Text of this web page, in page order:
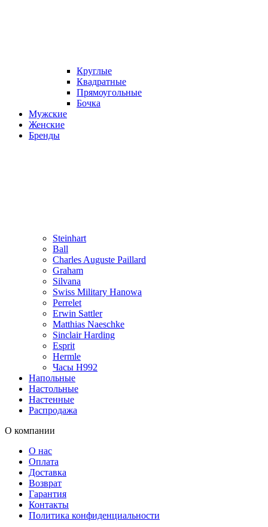
Круглые
Квадратные
Прямоугольные
Бочка
Мужские
Женские
Бренды
Steinhart
Ball
Charles Auguste Paillard
Graham
Silvana
Swiss Military Hanowa
Perrelet
Erwin Sattler
Matthias Naeschke
Sinclair Harding
Esprit
Hermle
Часы H992
Напольные
Настольные
Настенные
Распродажа
О компании
О нас
Оплата
Доставка
Возврат
Гарантия
Контакты
Политика конфиденциальности